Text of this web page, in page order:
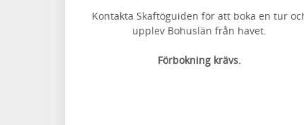
Kontakta Skaftöguiden för att boka en tur
upplev Bohuslän från havet.
Förbokning krävs.